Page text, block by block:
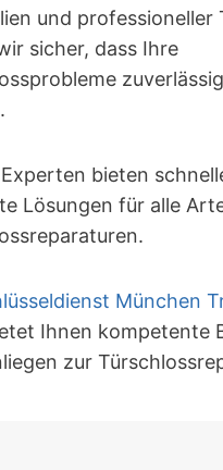
und professioneller
sicher, dass Ihre
bieten
Lösungen für alle
München
Ihnen kompetente
zur